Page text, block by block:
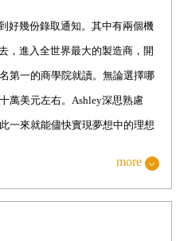
好幾份錄取通知。其中有兩個機
，進入全世界最大的製造商，開
第一的商學院就讀。無論選擇哪
萬美元左右。 Ashley深思熟慮
一來就能儘快實現夢想中的理想
跳槽到另一間日本公司，被派駐
的薪水遠遠超過她前一份工作，
而且公司給她的福利待遇比日本
more